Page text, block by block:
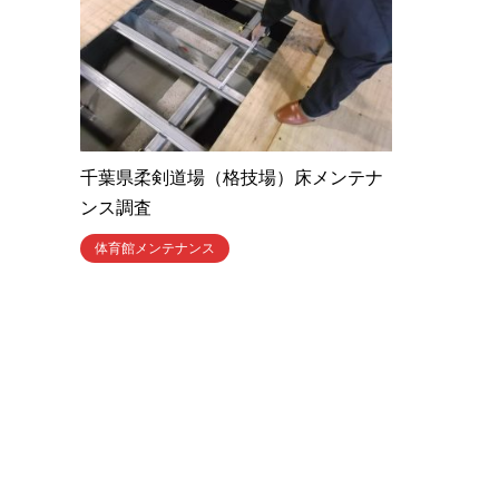
千葉県柔剣道場（格技場）床メンテナ
ンス調査
体育館メンテナンス